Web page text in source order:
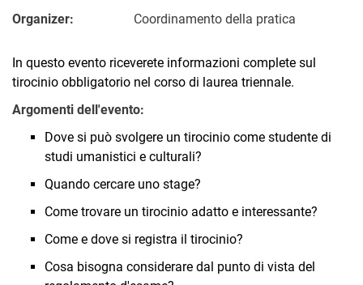
Organizer:
Coordinamento della pratica
In questo evento riceverete informazioni complete sul
tirocinio obbligatorio nel corso di laurea triennale.
Argomenti dell'evento:
Dove si può svolgere un tirocinio come studente di
studi umanistici e culturali?
Quando cercare uno stage?
Come trovare un tirocinio adatto e interessante?
Come e dove si registra il tirocinio?
Cosa bisogna considerare dal punto di vista del